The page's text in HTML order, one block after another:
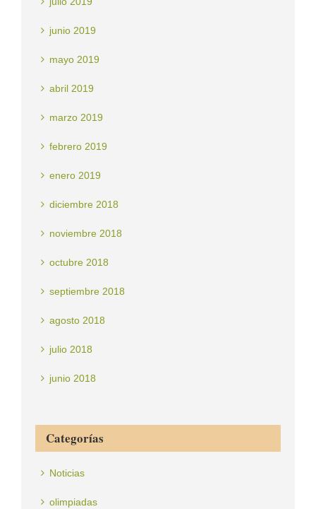
junio 2019
mayo 2019
abril 2019
marzo 2019
febrero 2019
enero 2019
diciembre 2018
noviembre 2018
octubre 2018
septiembre 2018
agosto 2018
julio 2018
junio 2018
Categorías
Noticias
olimpiadas